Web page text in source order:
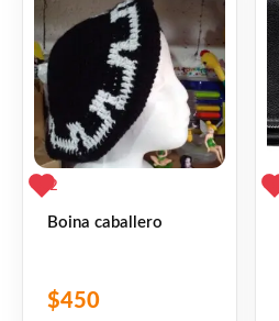
2
Boina caballero
$450